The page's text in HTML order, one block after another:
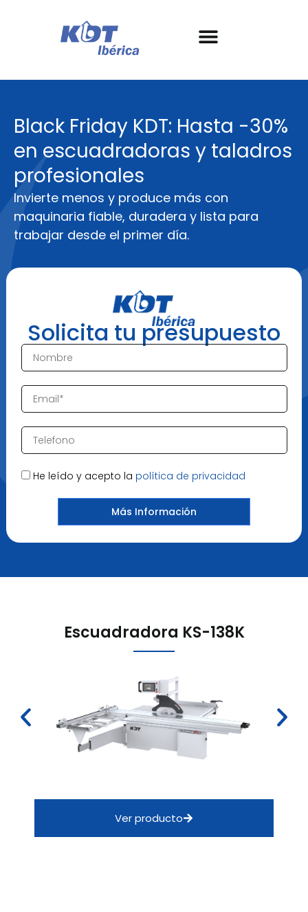
Black Friday KDT: Hasta -30%
en escuadradoras y taladros
profesionales
Invierte menos y produce más con
maquinaria fiable, duradera y lista para
trabajar desde el primer día.
Solicita tu presupuesto
He leído y acepto la política de privacidad
Más Información
Escuadradora KS-138K
Ver producto